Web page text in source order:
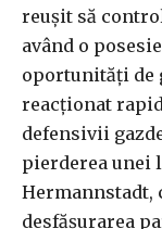
reușit să
având o
oportunități de
reacționat
defensivii
pierderea unei
Hermannstadt,
desfășurarea